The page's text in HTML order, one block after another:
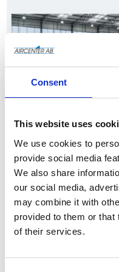
Consent
This website uses
We use cookies to
provide social media
We also share
our social media,
may combine it with
provided to them or that
of their services.